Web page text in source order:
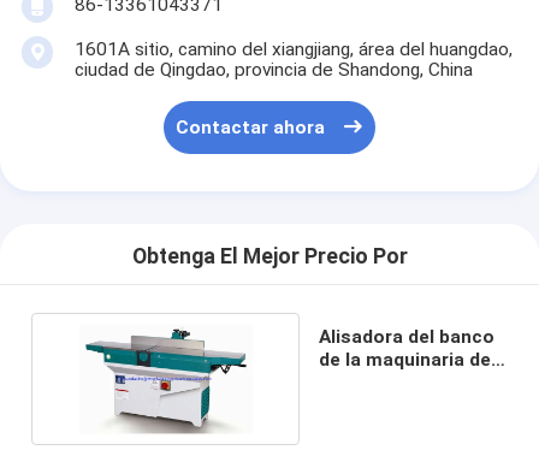
86-13361043371
1601A sitio, camino del xiangjiang, área del huangdao,
ciudad de Qingdao, provincia de Shandong, China
Contactar ahora
Obtenga El Mejor Precio Por
Alisadora del banco
de la maquinaria de